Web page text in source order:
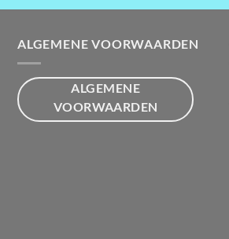
ALGEMENE VOORWAARDEN
ALGEMENE
VOORWAARDEN